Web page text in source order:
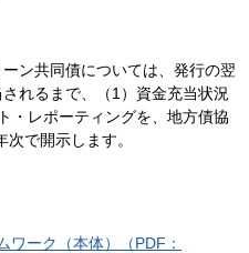
ン共同債については、発行の翌
れるまで、（1）資金充当状況
・レポーティングを、地方債協
で開示します。
ワーク（本体）（PDF：